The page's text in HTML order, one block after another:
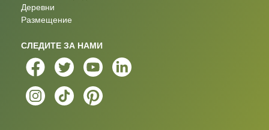
Деревни
Размещение
СЛЕДИТЕ ЗА НАМИ